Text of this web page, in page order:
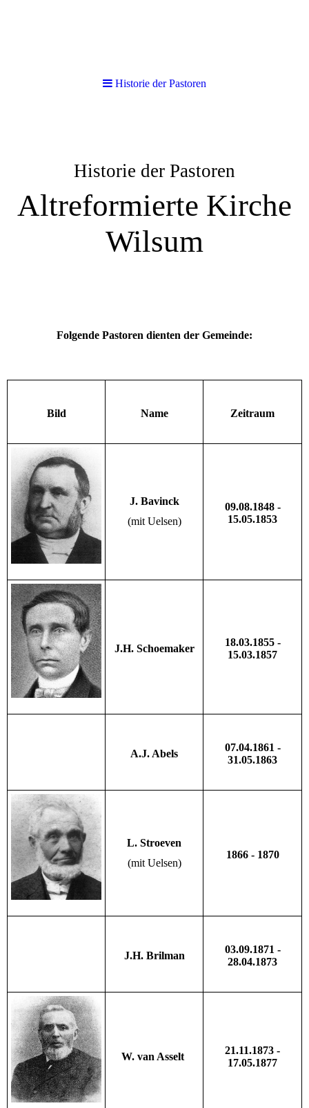
Historie der Pastoren
Altreformierte Kirche
Wilsum
Folgende Pastoren dienten der Gemeinde:
Bild Name Zeitraum
J. Bavinck
(mit Uelsen)
09.08.1848 -
15.05.1853
J.H. Schoemaker
18.03.1855 -
15.03.1857
A.J. Abels
07.04.1861 -
31.05.1863
L. Stroeven
(mit Uelsen)
1866 - 1870
J.H. Brilman
03.09.1871 -
28.04.1873
W. van Asselt
21.11.1873 -
17.05.1877
Historie der Pastoren